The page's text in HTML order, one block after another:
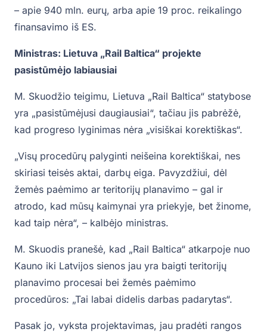
– apie 940 mln. eurų, arba apie 19 proc. reikalingo
finansavimo iš ES.
Ministras: Lietuva „Rail Baltica“ projekte
pasistūmėjo labiausiai
M. Skuodžio teigimu, Lietuva „Rail Baltica“ statybose
yra „pasistūmėjusi daugiausiai“, tačiau jis pabrėžė,
kad progreso lyginimas nėra „visiškai korektiškas“.
„Visų procedūrų palyginti neišeina korektiškai, nes
skiriasi teisės aktai, darbų eiga. Pavyzdžiui, dėl
žemės paėmimo ar teritorijų planavimo – gal ir
atrodo, kad mūsų kaimynai yra priekyje, bet žinome,
kad taip nėra“, – kalbėjo ministras.
M. Skuodis pranešė, kad „Rail Baltica“ atkarpoje nuo
Kauno iki Latvijos sienos jau yra baigti teritorijų
planavimo procesai bei žemės paėmimo
procedūros: „Tai labai didelis darbas padarytas“.
Pasak jo, vyksta projektavimas, jau pradėti rangos